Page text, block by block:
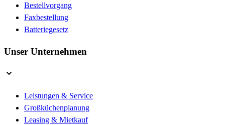
Bestellvorgang
Faxbestellung
Batteriegesetz
Unser Unternehmen
Leistungen & Service
Großküchenplanung
Leasing & Mietkauf